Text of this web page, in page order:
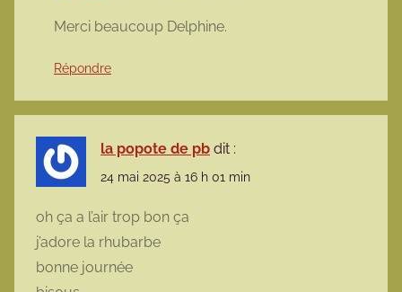
Merci beaucoup Delphine.
Répondre
la popote de pb dit :
24 mai 2025 à 16 h 01 min
oh ça a l’air trop bon ça
j’adore la rhubarbe
bonne journée